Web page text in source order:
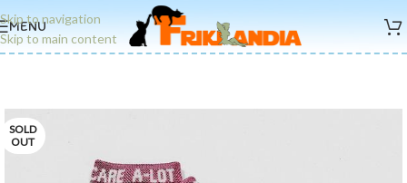
Skip to navigation
Skip to main content
MENU
SOLD
OUT